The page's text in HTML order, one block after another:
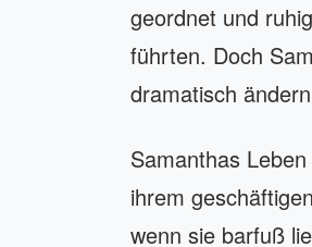
geordnet und
führten. Doch
dramatisch
Samanthas
ihrem
wenn sie barfuß